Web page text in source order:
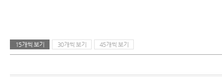
15개씩 보기 30개씩 보기 45개씩 보기